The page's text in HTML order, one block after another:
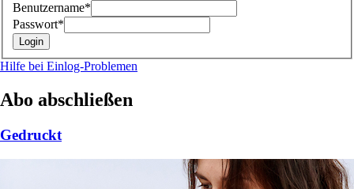
Benutzername*
Passwort*
Hilfe bei Einlog-Problemen
Abo abschließen
Gedruckt